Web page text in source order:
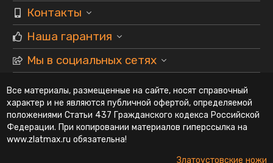
Контакты
Наша гарантия
Мы в социальных сетях
Все материалы, размещенные на сайте, носят справочный
характер и не являются публичной офертой, определяемой
положениями Статьи 437 Гражданского кодекса Российской
Федерации. При копировании материалов гиперссылка на
www.zlatmax.ru обязательна!
Златоустовские ножи